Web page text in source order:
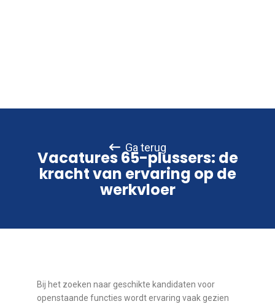
Ga terug
Vacatures 65-plussers: de
kracht van ervaring op de
werkvloer
Bij het zoeken naar geschikte kandidaten voor
openstaande functies wordt ervaring vaak gezien